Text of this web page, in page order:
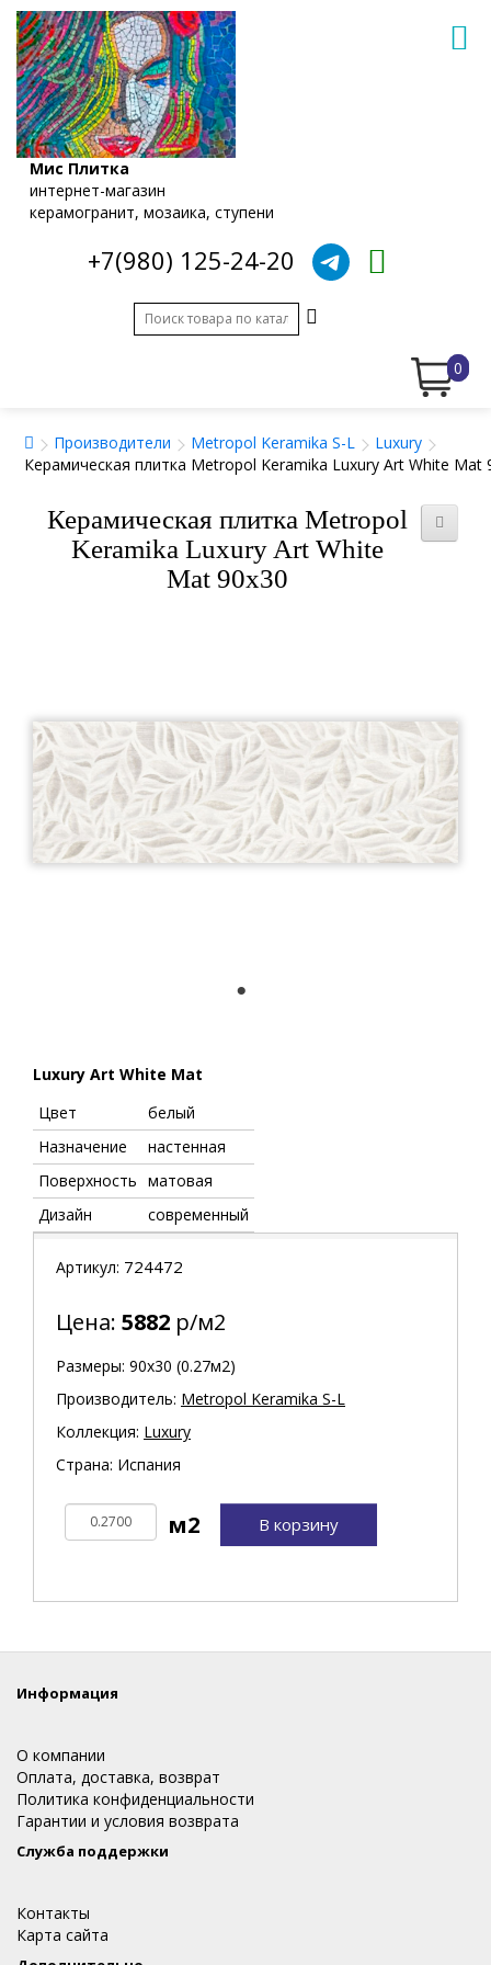
Мис Плитка
интернет-магазин
керамогранит, мозаика, ступени
+7(980) 125-24-20
0
Производители Metropol Keramika S-L
Luxury
Керамическая плитка Metropol Keramika Luxury Art White Mat
Керамическая плитка Metropol
Keramika Luxury Art White
Mat 90x30
Luxury Art White Mat
Цвет
белый
Назначение
настенная
Поверхность матовая
Дизайн
современный
Артикул: 724472
Цена: 5882 р/м2
Размеры: 90х30 (0.27м2)
Производитель: Metropol Keramika S-L
Коллекция: Luxury
Страна: Испания
В корзину
Информация
О компании
Оплата, доставка, возврат
Политика конфиденциальности
Гарантии и условия возврата
Служба поддержки
Контакты
Карта сайта